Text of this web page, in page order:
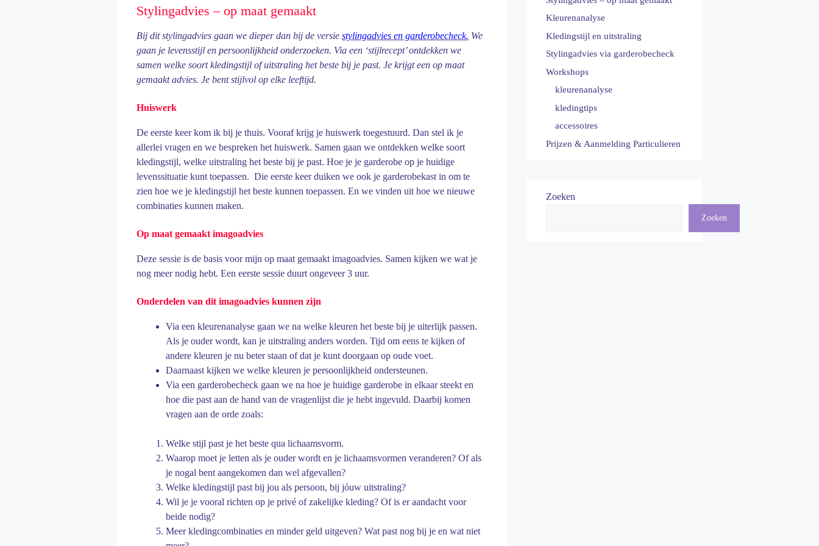
Stylingadvies – op maat gemaakt
Bij dit stylingadvies gaan we dieper dan bij de versie stylingadvies en garderobecheck. We
gaan je levensstijl en persoonlijkheid onderzoeken. Via een ‘stijlrecept’ ontdekken we
samen welke soort kledingstijl of uitstraling het beste bij je past. Je krijgt een op maat
gemaakt advies. Je bent stijlvol op elke leeftijd.
Huiswerk
De eerste keer kom ik bij je thuis. Vooraf krijg je huiswerk toegestuurd. Dan stel ik je
allerlei vragen en we bespreken het huiswerk. Samen gaan we ontdekken welke soort
kledingstijl, welke uitstraling het beste bij je past. Hoe je je garderobe op je huidige
levenssituatie kunt toepassen. Die eerste keer duiken we ook je garderobekast in om te
zien hoe we je kledingstijl het beste kunnen toepassen. En we vinden uit hoe we nieuwe
combinaties kunnen maken.
Op maat gemaakt imagoadvies
Deze sessie is de basis voor mijn op maat gemaakt imagoadvies. Samen kijken we wat je
nog meer nodig hebt. Een eerste sessie duurt ongeveer 3 uur.
Onderdelen van dit imagoadvies kunnen zijn
Via een kleurenanalyse gaan we na welke kleuren het beste bij je uiterlijk passen.
Als je ouder wordt, kan je uitstraling anders worden. Tijd om eens te kijken of
andere kleuren je nu beter staan of dat je kunt doorgaan op oude voet.
Daarnaast kijken we welke kleuren je persoonlijkheid ondersteunen.
Via een garderobecheck gaan we na hoe je huidige garderobe in elkaar steekt en
hoe die past aan de hand van de vragenlijst die je hebt ingevuld. Daarbij komen
vragen aan de orde zoals:
Welke stijl past je het beste qua lichaamsvorm.
Waarop moet je letten als je ouder wordt en je lichaamsvormen veranderen? Of als
je nogal bent aangekomen dan wel afgevallen?
Welke kledingstijl past bij jou als persoon, bij jóuw uitstraling?
Wil je je vooral richten op je privé of zakelijke kleding? Of is er aandacht voor
beide nodig?
Meer kledingcombinaties en minder geld uitgeven? Wat past nog bij je en wat niet
Kleurenanalyse
Kledingstijl en uitstraling
Stylingadvies via garderobecheck
Workshops
kleurenanalyse
kledingtips
accessoires
Prijzen & Aanmelding Particulieren
Zoeken
Zoeken